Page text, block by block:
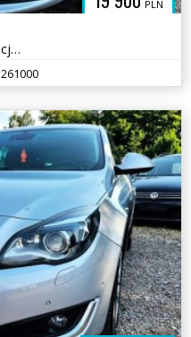
PLN
BENZYNA * 5 DRZWI * klimatyzacja * 2x PDC * super * okazja * POLECAMY
261000